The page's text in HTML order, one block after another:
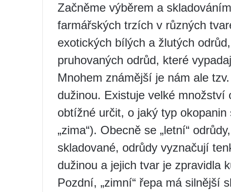
Začněme výběrem a
farmářských trzích v různých
exotických bílých a žlutých
pruhovaných odrůd, které
Mnohem známější je nám ale
dužinou. Existuje velké množství
obtížné určit, o jaký typ okopanin
„zima“). Obecně se „letní“
skladované, odrůdy vyznačují
dužinou a jejich tvar je zpravidla
Pozdní, „zimní“ řepa má silnější